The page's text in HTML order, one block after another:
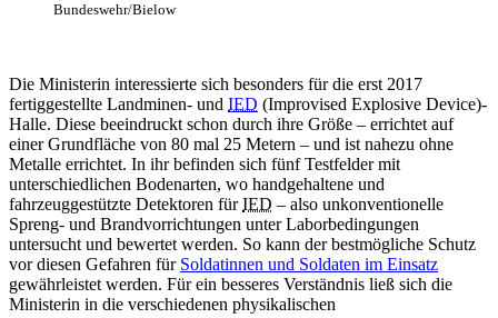
Bundeswehr/Bielow
Die Ministerin interessierte sich besonders für die erst 2017
fertiggestellte Landminen- und IED (Improvised Explosive Device)-
Halle. Diese beeindruckt schon durch ihre Größe – errichtet auf
einer Grundfläche von 80 mal 25 Metern – und ist nahezu ohne
Metalle errichtet. In ihr befinden sich fünf Testfelder mit
unterschiedlichen Bodenarten, wo handgehaltene und
fahrzeuggestützte Detektoren fürIED – also unkonventionelle
Spreng- und Brandvorrichtungen unter Laborbedingungen
untersucht und bewertet werden. So kann der bestmögliche Schutz
vor diesen Gefahren für Soldatinnen und Soldaten im Einsatz
gewährleistet werden. Für ein besseres Verständnis ließ sich die
Ministerin in die verschiedenen physikalischen